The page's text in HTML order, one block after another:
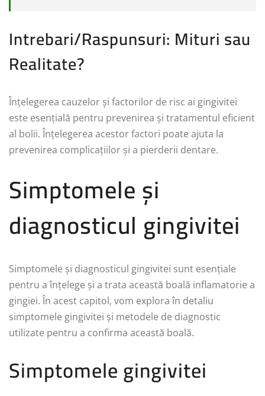
Intrebari/Raspunsuri: Mituri sau
Realitate?
Înțelegerea cauzelor și factorilor de risc ai gingivitei
este esențială pentru prevenirea și tratamentul eficient
al bolii. Înțelegerea acestor factori poate ajuta la
prevenirea complicațiilor și a pierderii dentare.
Simptomele și
diagnosticul gingivitei
Simptomele și diagnosticul gingivitei sunt esențiale
pentru a înțelege și a trata această boală inflamatorie a
gingiei. În acest capitol, vom explora în detaliu
simptomele gingivitei și metodele de diagnostic
utilizate pentru a confirma această boală.
Simptomele gingivitei